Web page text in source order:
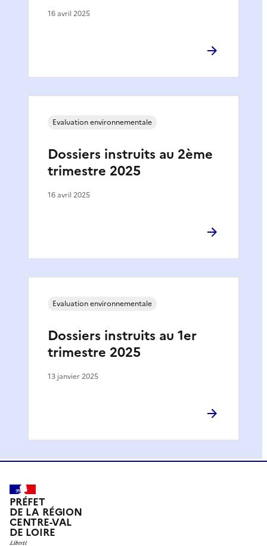
16 avril 2025
Dossiers instruits au 2ème
trimestre 2025
Evaluation environnementale
16 avril 2025
Dossiers instruits au 1er
trimestre 2025
Evaluation environnementale
13 janvier 2025
PRÉFET
DE LA RÉGION
CENTRE-VAL
DE LOIRE